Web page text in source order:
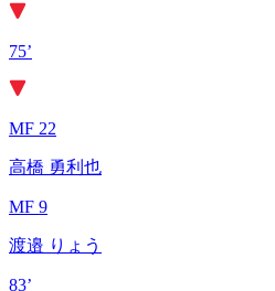
75’
MF 22
高橋 勇利也
MF 9
渡邉 りょう
83’